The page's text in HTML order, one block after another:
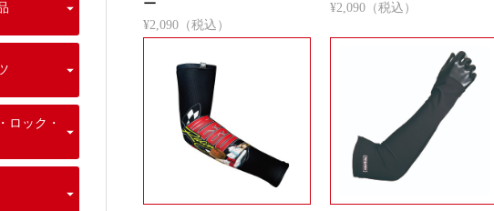
ー
¥2,090（税込）
¥2,090（税込）
ロック・